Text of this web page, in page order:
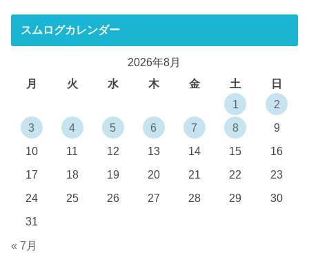
スムログカレンダー
2026年8月
月
火 水 木 金 土
日
1
2
3
4 5 6 7 8
9
10
11 12 13 14 15
16
17
18 19 20 21 22
23
24
25 26 27 28 29
30
31
« 7月